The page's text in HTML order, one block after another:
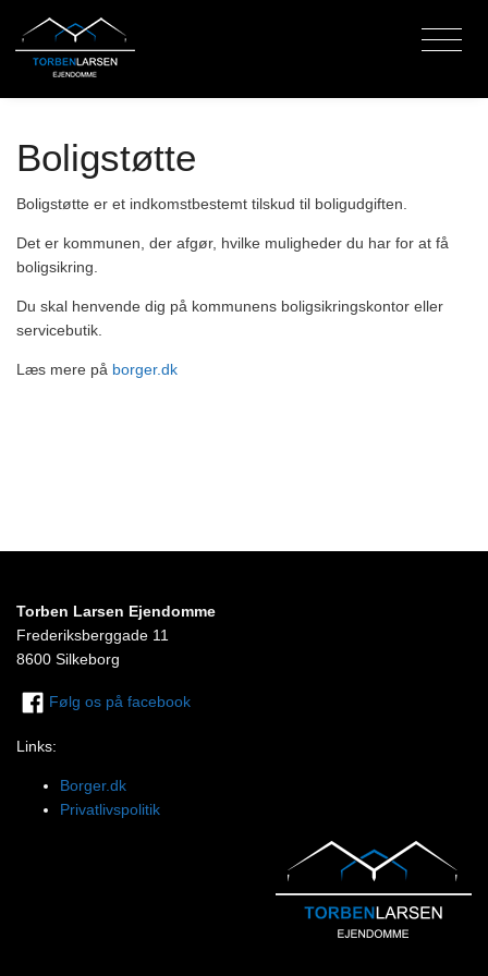
Boligstøtte
Boligstøtte er et indkomstbestemt tilskud til boligudgiften.
Det er kommunen, der afgør, hvilke muligheder du har for at få
boligsikring.
Du skal henvende dig på kommunens boligsikringskontor eller
servicebutik.
Læs mere på borger.dk
Torben Larsen Ejendomme
Frederiksberggade 11
8600 Silkeborg
Følg os på facebook
Links:
Borger.dk
Privatlivspolitik